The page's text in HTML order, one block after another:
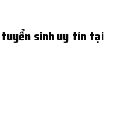
tuyển sinh uy tín tại